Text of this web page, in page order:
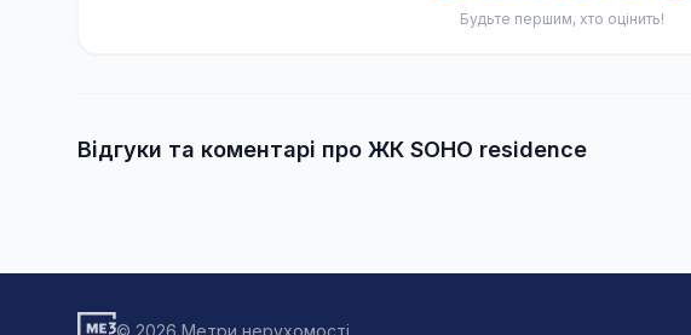
Будьте першим, хто оцінить!
Відгуки та коментарі про ЖК SOHO residence
© 2026 Метри нерухомості